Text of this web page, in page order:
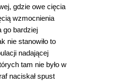
gdzie owe cięcia
wzmocnienia
go bardziej
nie stanowiło to
nadającej
tam nie było w
naciskał spust